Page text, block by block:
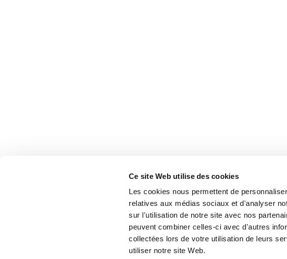
Ce site Web utilise des cookies
Les cookies nous permettent de
relatives aux médias sociaux et d'analyser
sur l'utilisation de notre site avec nos
peuvent combiner celles-ci avec d'autres
collectées lors de votre utilisation de leurs
utiliser notre site Web.